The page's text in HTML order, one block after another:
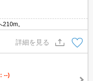
。
詳細を見る
--)